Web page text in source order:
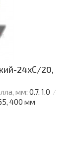
24хС/20,
мм: 0.7, 1.0
400 мм